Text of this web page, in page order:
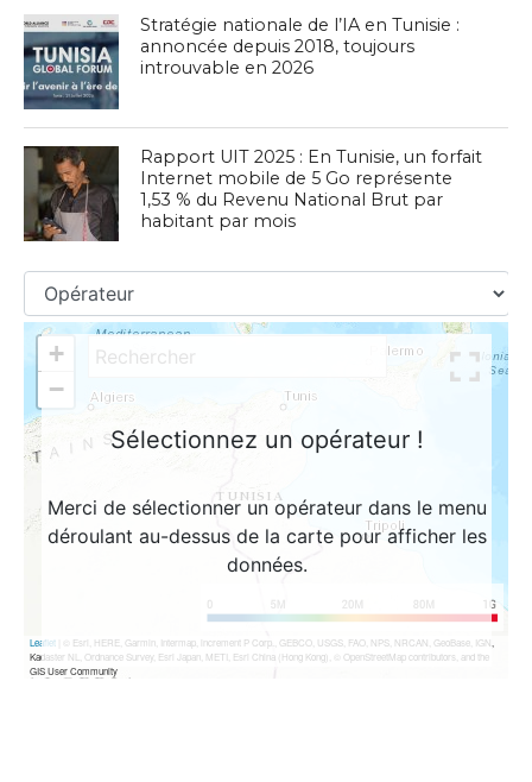
Stratégie nationale de l’IA en Tunisie :
annoncée depuis 2018, toujours
introuvable en 2026
Rapport UIT 2025 : En Tunisie, un forfait
Internet mobile de 5 Go représente
1,53 % du Revenu National Brut par
habitant par mois